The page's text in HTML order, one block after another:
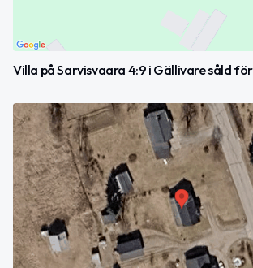
Villa på Sarvisvaara 4:9 i Gällivare såld